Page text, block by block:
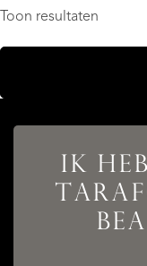
Toon resultaten
IK